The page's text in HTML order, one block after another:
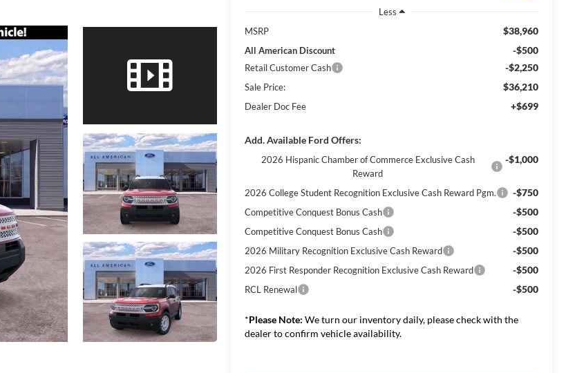
Less
MSRP
$38,960
All American Discount -$500
Retail Customer Cash -$2,250
Sale Price: $36,210
Dealer Doc Fee +$699
Add. Available Ford Offers:
2026 Hispanic Chamber of Commerce Exclusive Cash
Reward
-$1,000
2026 College Student Recognition Exclusive Cash Reward Pgm. -$750
Competitive Conquest Bonus Cash -$500
Competitive Conquest Bonus Cash -$500
2026 Military Recognition Exclusive Cash Reward -$500
2026 First Responder Recognition Exclusive Cash Reward -$500
RCL Renewal -$500
*Please Note: We turn our inventory daily, please check with the
dealer to confirm vehicle availability.